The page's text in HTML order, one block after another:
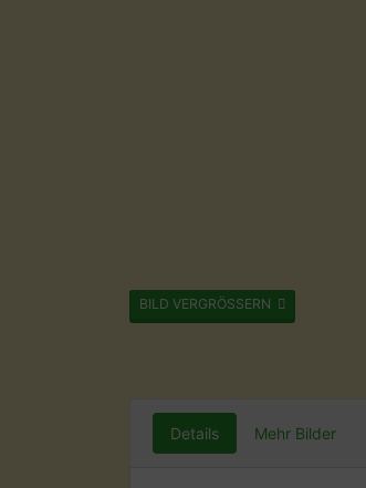
BILD VERGRÖSSERN
Details Mehr Bilder